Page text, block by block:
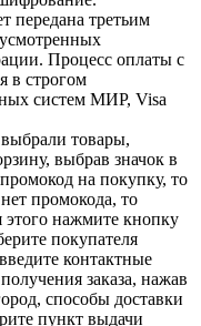
передана третьим
Процесс оплаты с
в строгом
систем МИР, Visa
товары,
выбрав значок в
на покупку, то
промокода, то
этого нажмите кнопку
покупателя
контактные
заказа, нажав
способы доставки
пункт выдачи